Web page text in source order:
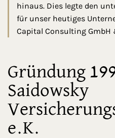
hinaus. Dies legte den
für unser heutiges
Capital Consulting GmbH
Gründung
Saidowsky
e.K.